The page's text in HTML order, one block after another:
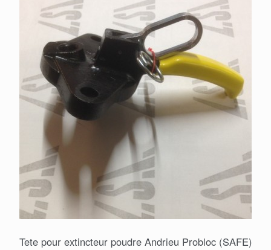
Tete pour extincteur poudre Andrieu Probloc (SAFE)